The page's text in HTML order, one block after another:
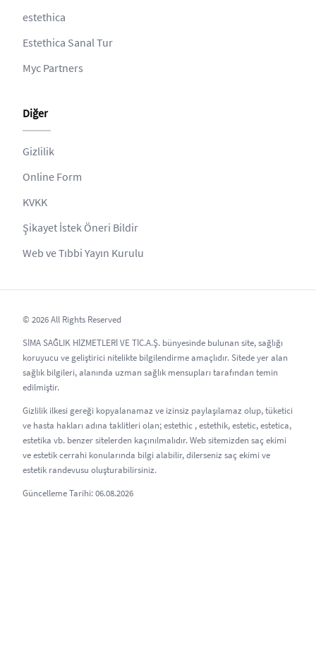
estethica
Estethica Sanal Tur
Myc Partners
Diğer
Gizlilik
Online Form
KVKK
Şikayet İstek Öneri Bildir
Web ve Tıbbi Yayın Kurulu
© 2026 All Rights Reserved
SİMA SAĞLIK HİZMETLERİ VE TİC.A.Ş. bünyesinde bulunan site, sağlığı
koruyucu ve geliştirici nitelikte bilgilendirme amaçlıdır. Sitede yer alan
sağlık bilgileri, alanında uzman sağlık mensupları tarafından temin
edilmiştir.
Gizlilik ilkesi gereği kopyalanamaz ve izinsiz paylaşılamaz olup, tüketici
ve hasta hakları adına taklitleri olan; estethic , estethik, estetic, estetica,
estetika vb. benzer sitelerden kaçınılmalıdır. Web sitemizden saç ekimi
ve estetik cerrahi konularında bilgi alabilir, dilerseniz saç ekimi ve
estetik randevusu oluşturabilirsiniz.
Güncelleme Tarihi: 06.08.2026